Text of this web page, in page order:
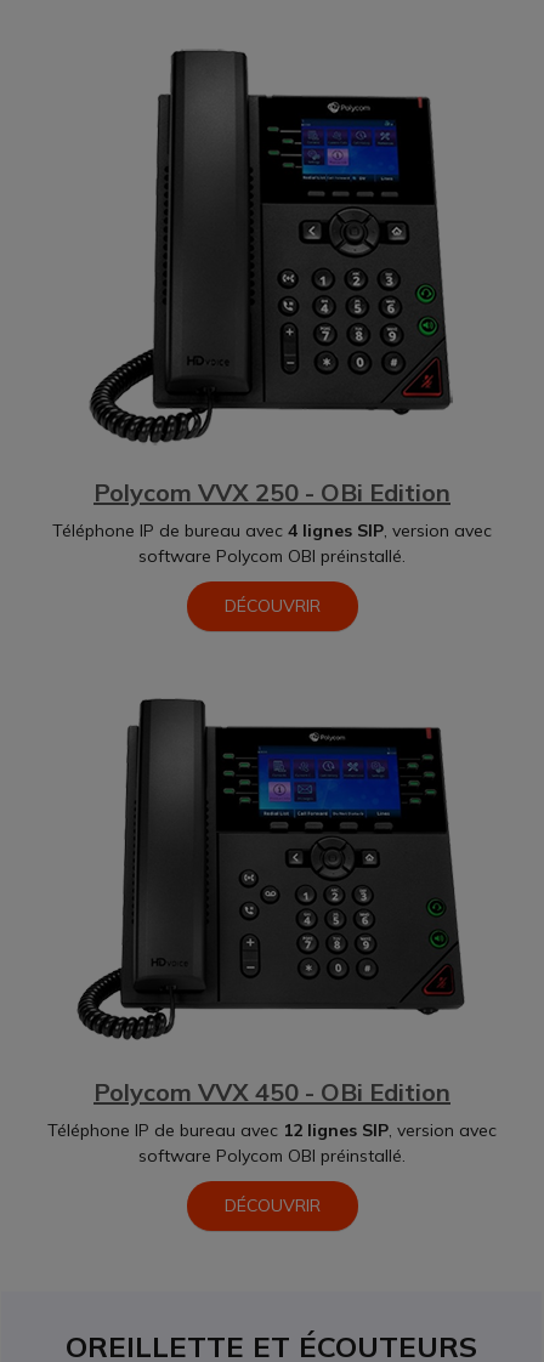
Polycom VVX 250 - OBi Edition
Téléphone IP de bureau avec 4 lignes SIP, version avec
software Polycom OBI préinstallé.
DÉCOUVRIR
Polycom VVX 450 - OBi Edition
Téléphone IP de bureau avec 12 lignes SIP, version avec
software Polycom OBI préinstallé.
DÉCOUVRIR
OREILLETTE ET ÉCOUTEURS